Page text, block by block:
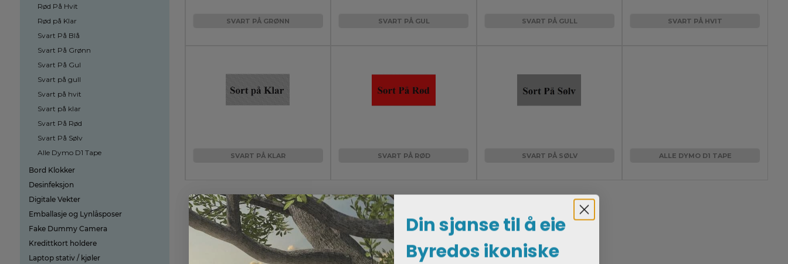
Rød På Hvit
Rød på Klar
Svart På Blå
Svart På Grønn
Svart På Gul
Svart på gull
Svart på hvit
Svart på klar
Svart På Rød
Svart På Sølv
Alle Dymo D1 Tape
Bord Klokker
Desinfeksjon
Digitale Vekter
Emballasje og Lynlåsposer
Fake Dummy Camera
Kredittkort holdere
Laptop stativ / kjøler
SVART PÅ GRØNN SVART PÅ GUL SVART PÅ GULL SVART PÅ HVIT
SVART PÅ KLAR SVART PÅ RØD SVART PÅ SØLV ALLE DYMO D1 TAPE
Din sjanse til å eie
Byredos ikoniske